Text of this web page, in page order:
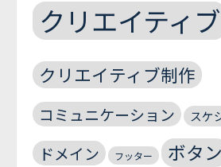
クリエイティブ
クリエイティブ制作
コミュニケーション スケ
ドメイン フッター ボタン